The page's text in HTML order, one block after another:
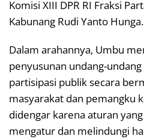
Komisi XIII DPR RI Fraksi
Kabunang Rudi Yanto Hunga.
Dalam arahannya, Umbu
penyusunan undang-
partisipasi publik secara
masyarakat dan pemangku
didengar karena aturan
mengatur dan melindungi